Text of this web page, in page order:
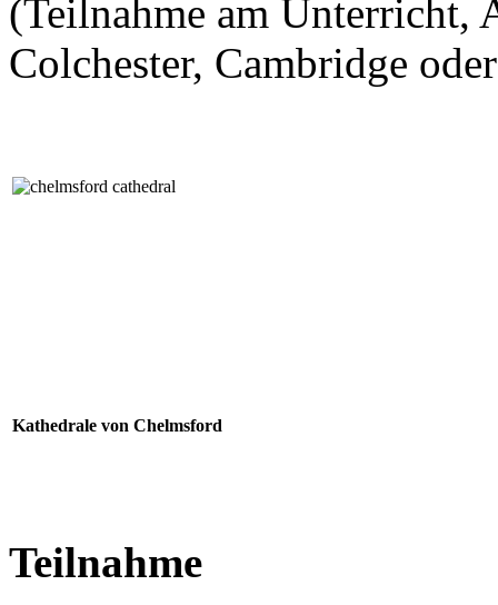
(Teilnahme am Unterricht,
Colchester, Cambridge
Kathedrale von Chelmsford
Teilnahme